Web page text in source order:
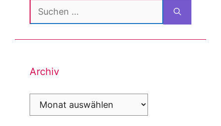
Suchen
nach:
Archiv
Archiv